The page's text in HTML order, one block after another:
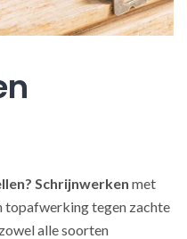
Schrijnwerken met
topafwerking tegen zachte
alle soorten